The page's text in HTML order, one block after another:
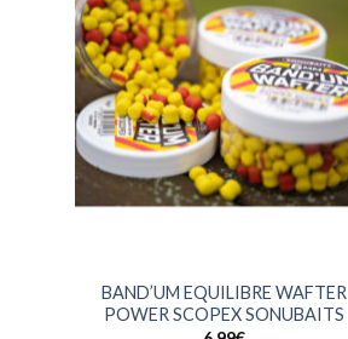
BAND’UM EQUILIBRE WAFTER
POWER SCOPEX SONUBAITS